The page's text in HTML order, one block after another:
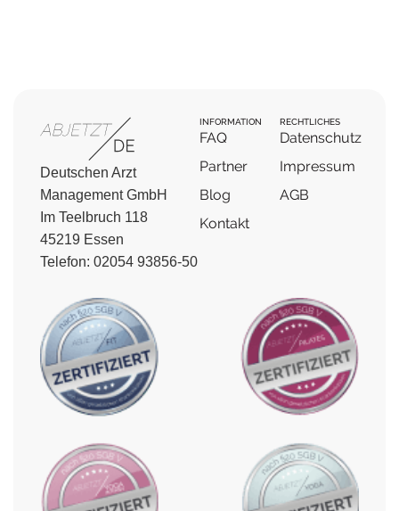
Deutschen Arzt
Management GmbH
Im Teelbruch 118
45219 Essen
Telefon: 02054 93856-50
INFORMATION
FAQ
Partner
Blog
Kontakt
RECHTLICHES
Datenschutz
Impressum
AGB